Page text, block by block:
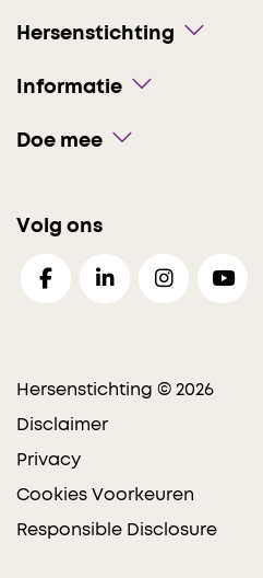
Hersenstichting
Informatie
Doe mee
Volg ons
Hersenstichting © 2026
Disclaimer
Privacy
Cookies Voorkeuren
Responsible Disclosure